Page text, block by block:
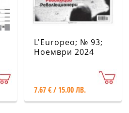
L'Europeo; № 93;
Ноември 2024
7.67 € / 15.00 ЛВ.